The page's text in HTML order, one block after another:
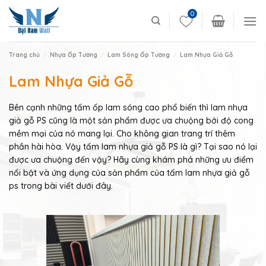
Skip
content
0
Trang chủ / Nhựa Ốp Tường / Lam Sóng Ốp Tường / Lam Nhựa Giả Gỗ
Lam Nhựa Giả Gỗ
Bên cạnh những tấm ốp lam sóng cao phổ biến thì lam nhựa
giả gỗ PS cũng là một sản phẩm được ưa chuộng bởi độ cong
mềm mại của nó mang lại. Cho không gian trang trí thêm
phần hài hòa. Vậy tấm lam nhựa giả gỗ PS là gì? Tại sao nó lại
được ưa chuộng đến vậy? Hãy cùng khám phá những ưu điểm
nổi bật và ứng dụng của sản phẩm của tấm lam nhựa giả gỗ
ps trong bài viết dưới đây.